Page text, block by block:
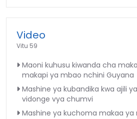
Video
Vitu 59
Maoni kuhusu kiwanda cha
makapi ya mbao nchini Guyana
Mashine ya kubandika kwa ajili
vidonge vya chumvi
Mashine ya kuchoma makaa ya